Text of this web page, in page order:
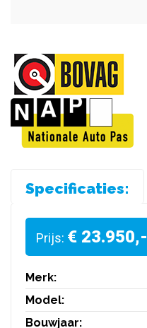
Specificaties:
Prijs: € 23.950,-
Merk:
Model:
Bouwjaar: